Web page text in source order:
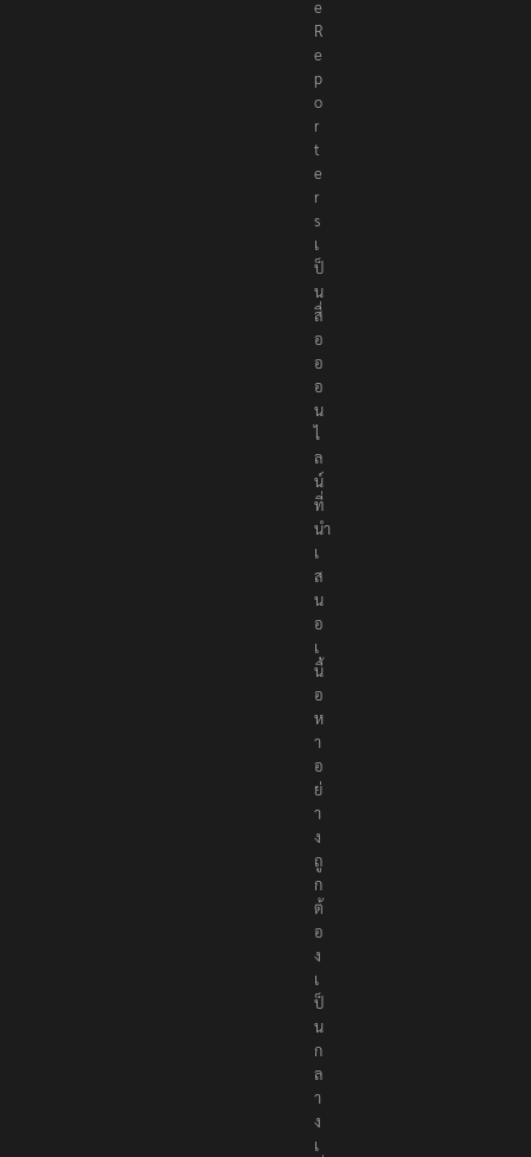
e
R
e
p
o
r
t
e
r
s
เ
ป็
น
สื่
อ
อ
อ
น
ไ
ล
น์
ที่
นำ
เ
ส
น
อ
เ
นื้
อ
ห
า
อ
ย่
า
ง
ถู
ก
ต้
อ
ง
เ
ป็
น
ก
ล
า
ง
เ